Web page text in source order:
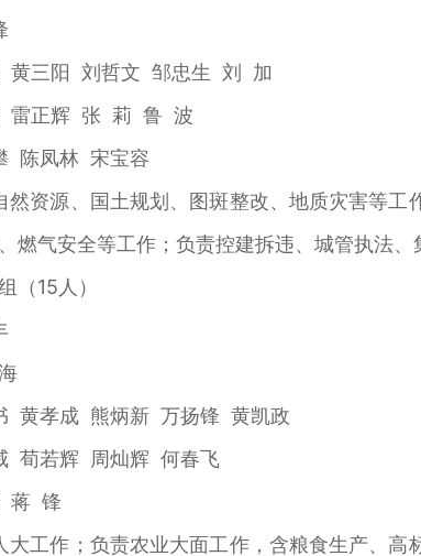
三阳 刘哲文 邹忠生 刘 加
正辉 张 莉 鲁 波
凤林 宋宝容
源、国土规划、图斑整改、地质灾害等工
燃气安全等工作；负责控建拆违、城管执法、
15人）
孝成 熊炳新 万扬锋 黄凯政
若辉 周灿辉 何春飞
锋
作；负责农业大面工作，含粮食生产、高